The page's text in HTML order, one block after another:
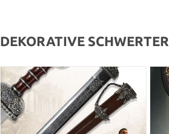
DEKORATIVE SCHWERTER